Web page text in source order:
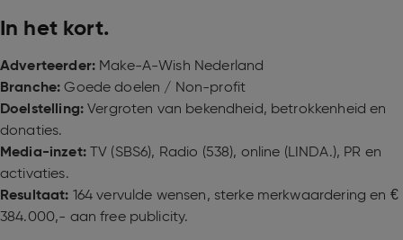
In het kort.
Adverteerder:Make-A-Wish Nederland
Branche: Goede doelen / Non-profit
Doelstelling:Vergroten van bekendheid, betrokkenheid en
donaties.
Media-inzet:TV (SBS6), Radio (538), online (LINDA.), PR en
activaties.
Resultaat: 164 vervulde wensen, sterke merkwaardering en €
384.000,- aan free publicity.